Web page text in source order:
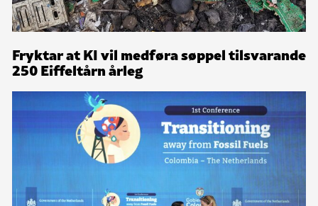
Fryktar at KI vil medføra søppel tilsvarande
250 Eiffeltårn årleg